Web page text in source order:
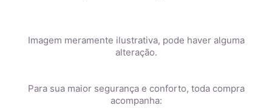
Imagem meramente ilustrativa, pode haver alguma
alteração.
Para sua maior segurança e conforto, toda compra
acompanha: